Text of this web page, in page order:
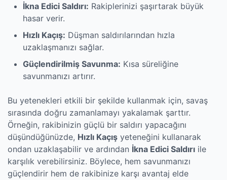
İkna Edici Saldırı: Rakiplerinizi şaşırtarak büyük
hasar verir.
Hızlı Kaçış: Düşman saldırılarından hızla
uzaklaşmanızı sağlar.
Güçlendirilmiş Savunma: Kısa süreliğine
savunmanızı artırır.
Bu yetenekleri etkili bir şekilde kullanmak için, savaş
sırasında doğru zamanlamayı yakalamak şarttır.
Örneğin, rakibinizin güçlü bir saldırı yapacağını
düşündüğünüzde, Hızlı Kaçış yeteneğini kullanarak
ondan uzaklaşabilir ve ardından İkna Edici Saldırı ile
karşılık verebilirsiniz. Böylece, hem savunmanızı
güçlendirir hem de rakibinize karşı avantaj elde